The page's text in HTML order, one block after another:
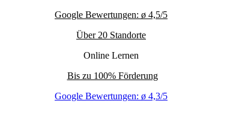
Google Bewertungen: ø 4,5/5
Über 20 Standorte
Online Lernen
Bis zu 100% Förderung
Google Bewertungen: ø 4,3/5